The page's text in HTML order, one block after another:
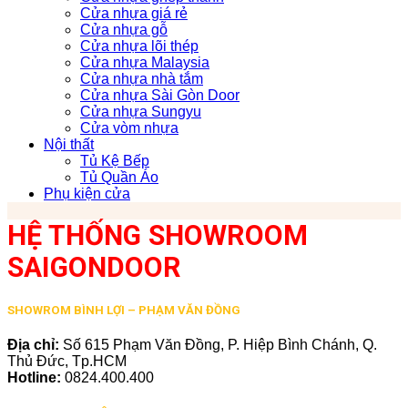
Cửa nhựa giá rẻ
Cửa nhựa gỗ
Cửa nhựa lõi thép
Cửa nhựa Malaysia
Cửa nhựa nhà tắm
Cửa nhựa Sài Gòn Door
Cửa nhựa Sungyu
Cửa vòm nhựa
Nội thất
Tủ Kệ Bếp
Tủ Quần Áo
Phụ kiện cửa
HỆ THỐNG SHOWROOM
SAIGONDOOR
SHOWROM BÌNH LỢI – PHẠM VĂN ĐỒNG
Địa chỉ: Số 615 Phạm Văn Đồng, P. Hiệp Bình Chánh, Q.
Thủ Đức, Tp.HCM
Hotline: 0824.400.400